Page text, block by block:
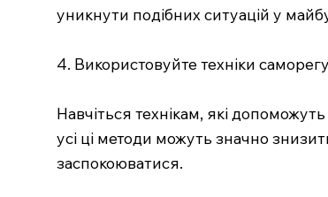
уникнути подібних ситуацій у
4. Використовуйте техніки
Навчіться технікам, які
усі ці методи можуть значно
заспокоюватися.